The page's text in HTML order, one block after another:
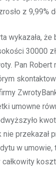
z 9,99%
wykazała, że
30000
Pan Robert
umowne
nie przekazał
w umowie,
całkowity